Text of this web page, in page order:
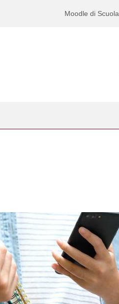
Moodle di Scuola